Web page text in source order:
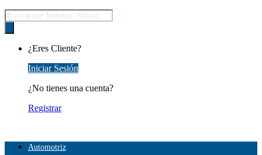
Búsqueda
de
productos
¿Eres Cliente?
Iniciar Sesión
¿No tienes una cuenta?
Registrar
Automotriz